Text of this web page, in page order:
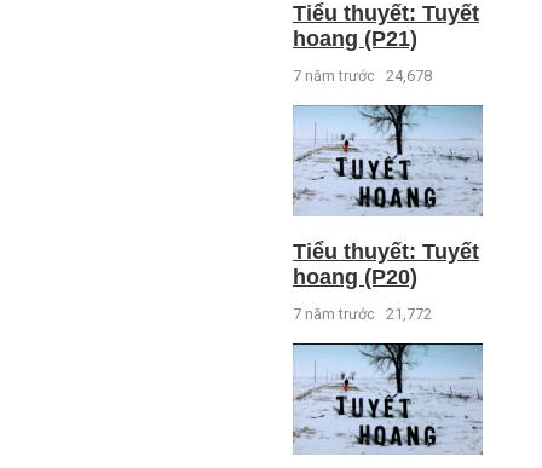
Tiểu thuyết: Tuyết
hoang (P21)
7 năm trước 24,678
Tiểu thuyết: Tuyết
hoang (P20)
7 năm trước 21,772